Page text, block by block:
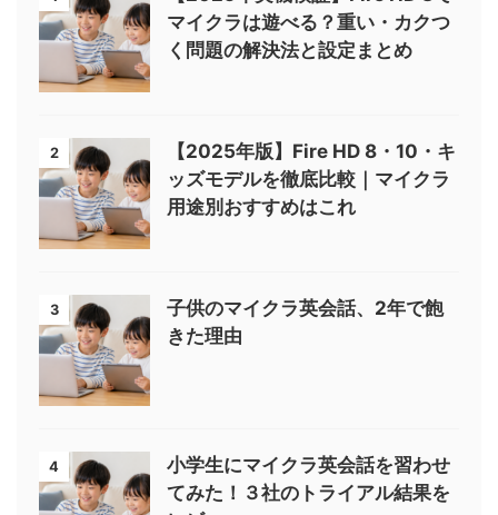
マイクラは遊べる？重い・カクつ
く問題の解決法と設定まとめ
2
【2025年版】Fire HD 8・10・キ
ッズモデルを徹底比較｜マイクラ
用途別おすすめはこれ
3
子供のマイクラ英会話、2年で飽
きた理由
4
小学生にマイクラ英会話を習わせ
てみた！３社のトライアル結果を